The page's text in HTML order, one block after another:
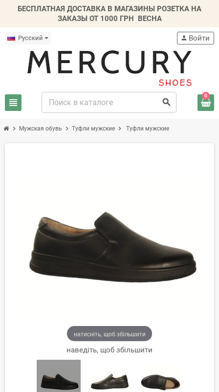
БЕСПЛАТНАЯ ДОСТАВКА В МАГАЗИНЫ РОЗЕТКА НА
ЗАКАЗЫ ОТ 1000 ГРН ВЕСНА
Русский
view_headline search
person Войти
0
chevron_right Мужская обувь chevron_right Туфли мужские chevron_right Туфли мужские
натисніть, щоб збільшити
наведіть, щоб збільшити